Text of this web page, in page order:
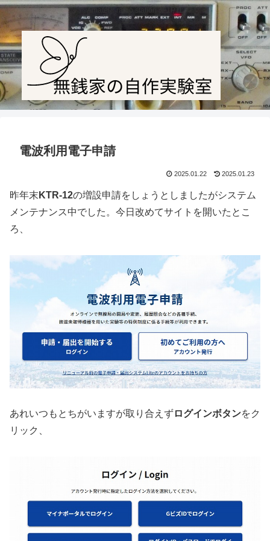
Amateur radio station JF1PTL
電波利用電子申請
2025.01.22 2025.01.23
昨年末 KTR-12の増設申請をしょうとしましたがシステム
メンテナンス中でした。今日改めてサイトを開いたとこ
ろ、
あれいつもとちがいますが取り合えずログインボタンをク
リック、